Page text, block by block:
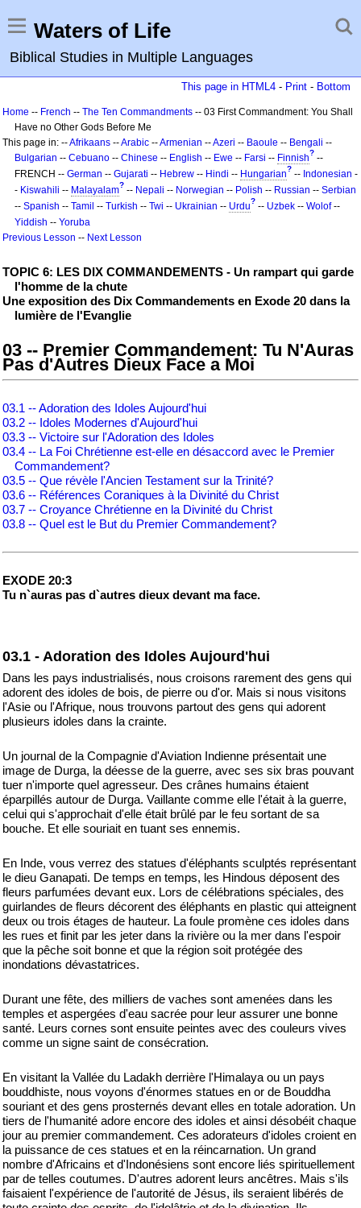
Waters of Life
Biblical Studies in Multiple Languages
This page in HTML4 - Print - Bottom
Home -- French -- The Ten Commandments -- 03 First Commandment: You Shall
Have no Other Gods Before Me
This page in: --Afrikaans --Arabic --Armenian --Azeri -- Baoule -- Bengali --
Bulgarian -- Cebuano -- Chinese -- English -- Ewe -- Farsi -- Finnish? --
FRENCH -- German -- Gujarati -- Hebrew -- Hindi -- Hungarian? -- Indonesian -
- Kiswahili -- Malayalam? -- Nepali -- Norwegian -- Polish -- Russian -- Serbian
-- Spanish -- Tamil -- Turkish -- Twi -- Ukrainian -- Urdu? -- Uzbek -- Wolof--
Yiddish -- Yoruba
Previous Lesson -- Next Lesson
TOPIC 6: LES DIX COMMANDEMENTS - Un rampart qui garde
l'homme de la chute
Une exposition des Dix Commandements en Exode 20 dans la
lumière de l'Evanglie
03 -- Premier Commandement: Tu N'Auras
Pas d'Autres Dieux Face a Moi
03.1 -- Adoration des Idoles Aujourd'hui
03.2 -- Idoles Modernes d'Aujourd'hui
03.3 -- Victoire sur l'Adoration des Idoles
03.4 -- La Foi Chrétienne est-elle en désaccord avec le Premier
Commandement?
03.5 -- Que révèle l'Ancien Testament sur la Trinité?
03.6 -- Références Coraniques à la Divinité du Christ
03.7 -- Croyance Chrétienne en la Divinité du Christ
03.8 -- Quel est le But du Premier Commandement?
EXODE 20:3
Tu n`auras pas d`autres dieux devant ma face.
03.1 - Adoration des Idoles Aujourd'hui
Dans les pays industrialisés, nous croisons rarement des gens qui
adorent des idoles de bois, de pierre ou d'or. Mais si nous visitons
l'Asie ou l'Afrique, nous trouvons partout des gens qui adorent
plusieurs idoles dans la crainte.
Un journal de la Compagnie d'Aviation Indienne présentait une
image de Durga, la déesse de la guerre, avec ses six bras pouvant
tuer n'importe quel agresseur. Des crânes humains étaient
éparpillés autour de Durga. Vaillante comme elle l'était à la guerre,
celui qui s'approchait d'elle était brûlé par le feu sortant de sa
bouche. Et elle souriait en tuant ses ennemis.
En Inde, vous verrez des statues d'éléphants sculptés représentant
le dieu Ganapati. De temps en temps, les Hindous déposent des
fleurs parfumées devant eux. Lors de célébrations spéciales, des
guirlandes de fleurs décorent des éléphants en plastic qui atteignent
deux ou trois étages de hauteur. La foule promène ces idoles dans
les rues et finit par les jeter dans la rivière ou la mer dans l'espoir
que la pêche soit bonne et que la région soit protégée des
inondations dévastatrices.
Durant une fête, des milliers de vaches sont amenées dans les
temples et aspergées d'eau sacrée pour leur assurer une bonne
santé. Leurs cornes sont ensuite peintes avec des couleurs vives
comme un signe saint de consécration.
En visitant la Vallée du Ladakh derrière l'Himalaya ou un pays
bouddhiste, nous voyons d'énormes statues en or de Bouddha
souriant et des gens prosternés devant elles en totale adoration. Un
tiers de l'humanité adore encore des idoles et ainsi désobéit chaque
jour au premier commandement. Ces adorateurs d'idoles croient en
la puissance de ces statues et en la réincarnation. Un grand
nombre d'Africains et d'Indonésiens sont encore liés spirituellement
par de telles coutumes. D'autres adorent leurs ancêtres. Mais s'ils
faisaient l'expérience de l'autorité de Jésus, ils seraient libérés de